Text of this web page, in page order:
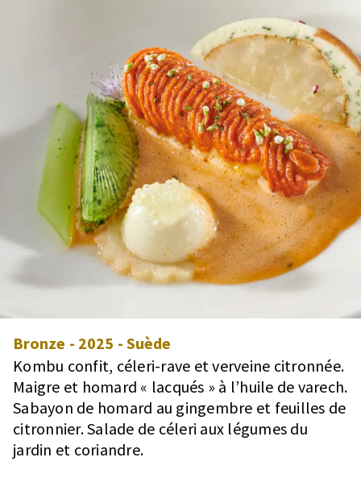
Bronze - 2025 - Suède
Kombu confit, céleri-rave et verveine citronnée.
Maigre et homard « lacqués » à l’huile de varech.
Sabayon de homard au gingembre et feuilles de
citronnier. Salade de céleri aux légumes du
jardin et coriandre.